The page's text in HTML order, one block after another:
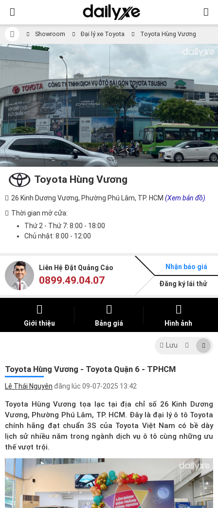
Showroom Đại lý xe Toyota Toyota Hùng Vương
Toyota Hùng Vương
26 Kinh Dương Vương, Phường Phú Lâm, TP. HCM (Xem bản đồ)
Thời gian mở cửa:
Thứ 2 - Thứ 7: 8:00 - 18:00
Chủ nhật: 8:00 - 12:00
Liên Hệ Đặt Quảng Cáo
0899.49.04.07
Nhận báo giá
Đăng ký lái thử
Giới thiệu Bảng giá Hình ảnh
Lưu
Toyota Hùng Vương - Toyota Quận 6 - TPHCM
Lê Thái Nguyên đăng lúc 09-07-2025 13:42
Toyota Hùng Vương tọa lạc tại địa chỉ số 26 Kinh Dương
Vương, Phường Phú Lâm, TP. HCM. Đây là đại lý ô tô Toyota
chính hãng đạt chuẩn 3S của Toyota Việt Nam có bề dày
lịch sử nhiều năm trong ngành dịch vụ ô tô cùng những ưu
thế vượt trội.